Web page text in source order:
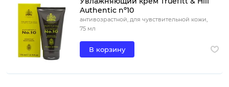
Authentic nº10
антивозрастной, для чувствительной кожи,
75 мл
В корзину